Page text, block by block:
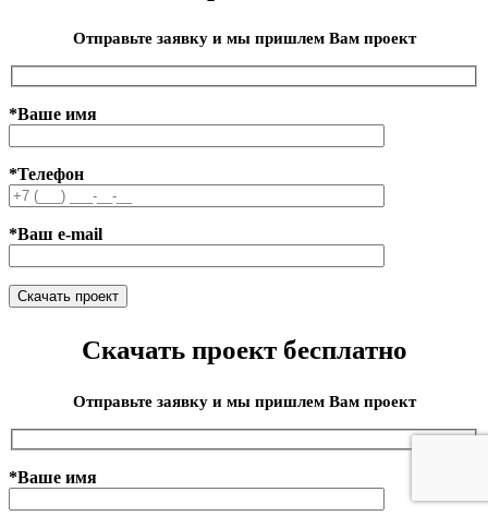
Отправьте заявку и мы пришлем Вам проект
*Ваше имя
*Телефон
*Ваш e-mail
Скачать проект бесплатно
Отправьте заявку и мы пришлем Вам проект
*Ваше имя